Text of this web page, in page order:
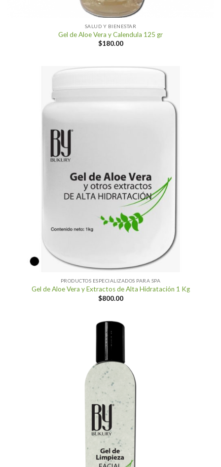
SALUD Y BIENESTAR
Gel de Aloe Vera y Calendula 125 gr
$180.00
PRODUCTOS ESPECIALIZADOS PARA SPA
Gel de Aloe Vera y Extractos de Alta Hidratación 1 Kg
$800.00